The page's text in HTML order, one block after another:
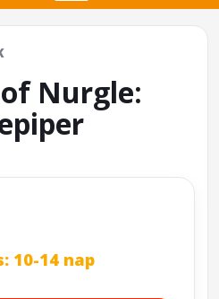
Nurgle:
10-14 nap